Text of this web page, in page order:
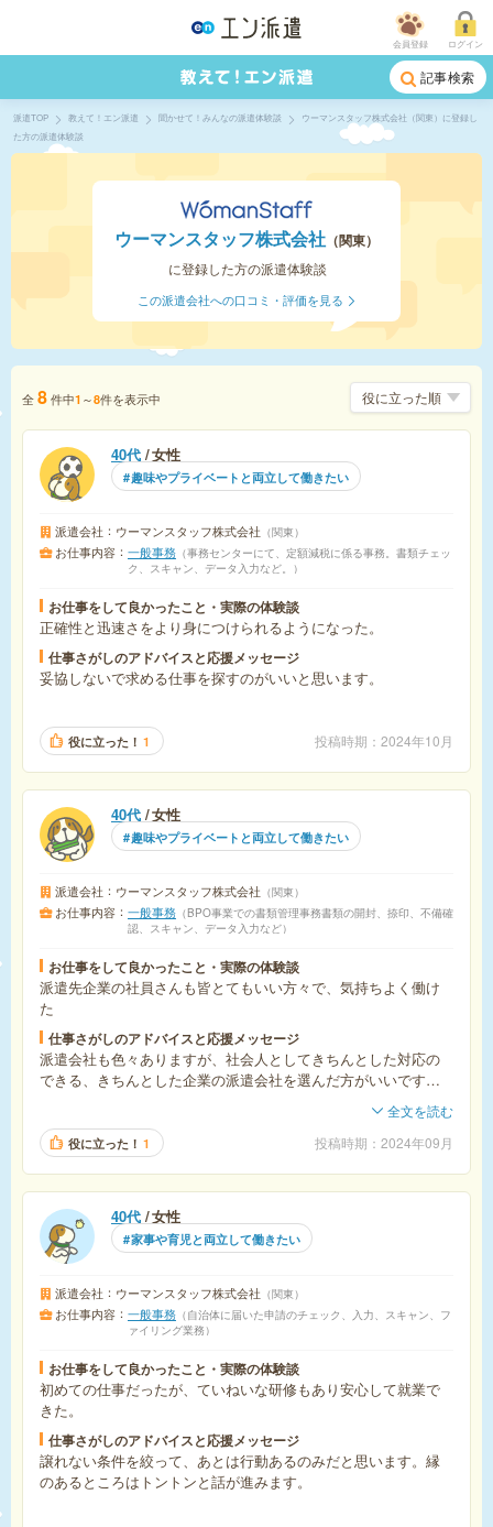
会員登録 ログイン
記事検索
派遣TOP 教えて！エン派遣 聞かせて！みんなの派遣体験談
ウーマンスタッフ株式会社（関東）に登録し
た方の派遣体験談
ウーマンスタッフ株式会社 関東
に登録した方の派遣体験談
この派遣会社への口コミ・評価を見る
全8件中1 ～8件を表示中
40代 女性
趣味やプライベートと両立して働きたい
派遣会社 ウーマンスタッフ株式会社 関東
お仕事内容 一般事務
事務センターにて、定額減税に係る事務。書類チェッ
ク、スキャン、データ入力など。
お仕事をして良かったこと・実際の体験談
正確性と迅速さをより身につけられるようになった。
仕事さがしのアドバイスと応援メッセージ
妥協しないで求める仕事を探すのがいいと思います。
役に立った！ 1 投稿時期 2024年10月
40代 女性
趣味やプライベートと両立して働きたい
派遣会社 ウーマンスタッフ株式会社 関東
お仕事内容 一般事務
BPO事業での書類管理事務書類の開封、捺印、不備確
認、スキャン、データ入力など
お仕事をして良かったこと・実際の体験談
派遣先企業の社員さんも皆とてもいい方々で、気持ちよく働け
た
仕事さがしのアドバイスと応援メッセージ
派遣会社も色々ありますが、社会人としてきちんとした対応の
できる、きちんとした企業の派遣会社を選んだ方がいいです。
全文を読む
役に立った！ 1 投稿時期 2024年09月
40代 女性
家事や育児と両立して働きたい
派遣会社 ウーマンスタッフ株式会社 関東
お仕事内容 一般事務
自治体に届いた申請のチェック、入力、スキャン、フ
ァイリング業務
お仕事をして良かったこと・実際の体験談
初めての仕事だったが、ていねいな研修もあり安心して就業で
きた。
仕事さがしのアドバイスと応援メッセージ
譲れない条件を絞って、あとは行動あるのみだと思います。縁
のあるところはトントンと話が進みます。